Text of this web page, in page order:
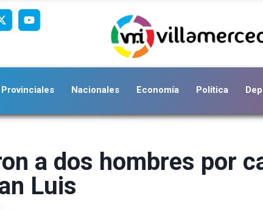
Provinciales Nacionales Economía Política
a dos hombres por
Luis